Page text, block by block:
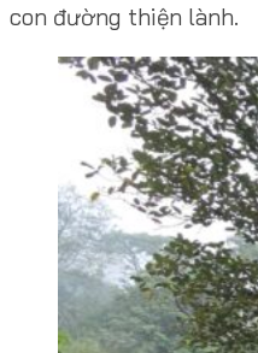
con đường thiện lành.